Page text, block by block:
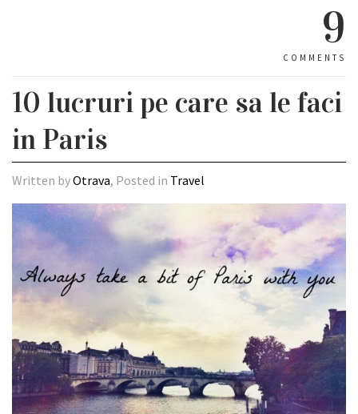
9
COMMENTS
10 lucruri pe care sa le faci
in Paris
Written byOtrava, Posted in Travel